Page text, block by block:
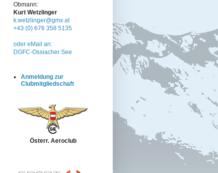
Obmann:
Kurt Wetzlinger
k.wetzlinger@gmx.at
+43 (0) 676 358 5135
oder eMail an:
DGFC-Ossiacher See
Anmeldung zur
Clubmitgliedschaft
Österr. Aeroclub